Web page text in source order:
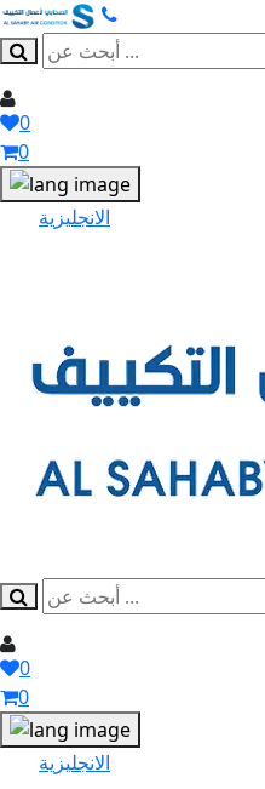
0
0
الانجليزية
0
0
الانجليزية